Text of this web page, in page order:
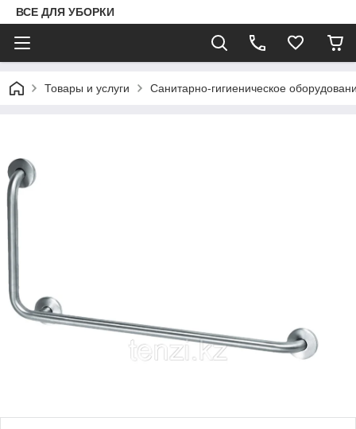
ВСЕ ДЛЯ УБОРКИ
Товары и услуги Санитарно-гигиеническое